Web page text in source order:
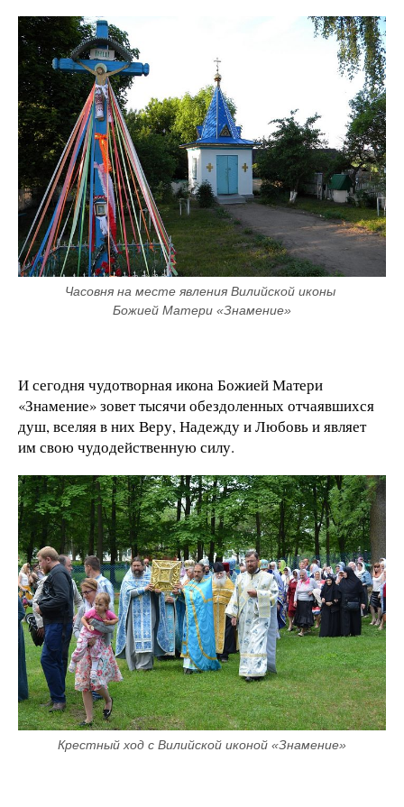
Часовня на месте явления Вилийской иконы
Божией Матери «Знамение»
И сегодня чудотворная икона Божией Матери
«Знамение» зовет тысячи обездоленных отчаявшихся
душ, вселяя в них Веру, Надежду и Любовь и являет
им свою чудодейственную силу.
Крестный ход с Вилийской иконой «Знамение»